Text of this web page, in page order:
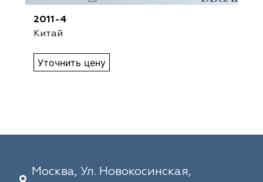
2011-4
Китай
Уточнить цену
Москва, Ул. Новокосинская,